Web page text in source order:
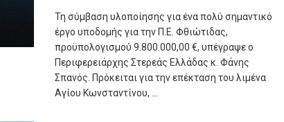
Τη σύμβαση υλοποίησης για ένα πολύ σημαντικό
έργο υποδομής για την Π.Ε. Φθιώτιδας,
προϋπολογισμού 9.800.000,00 €, υπέγραψε ο
Περιφερειάρχης Στερεάς Ελλάδας κ. Φάνης
Σπανός. Πρόκειται για την επέκταση του λιμένα
Αγίου Κωνσταντίνου, ...